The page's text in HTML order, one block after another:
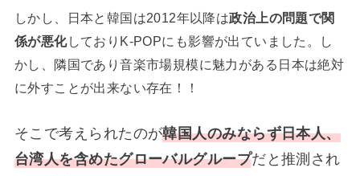
しかし、日本と韓国は2012年以降は政治上の問題で関
係が悪化しておりK-POPにも影響が出ていました。し
かし、隣国であり音楽市場規模に魅力がある日本は絶対
に外すことが出来ない存在！！
そこで考えられたのが韓国人のみならず日本人、
台湾人を含めたグローバルグループだと推測され